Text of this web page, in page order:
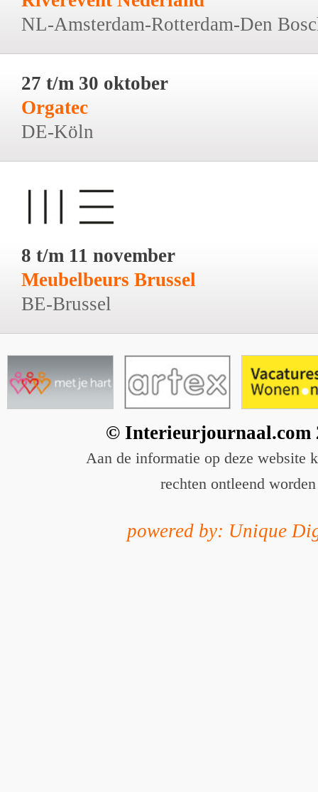
NL-Amsterdam-Rotterdam-Den
27 t/m 30 oktober
Orgatec
DE-Köln
8 t/m 11 november
Meubelbeurs Brussel
BE-Brussel
© Interieurjournaal.com
Aan de informatie op deze website
rechten ontleend worden
powered by: Unique